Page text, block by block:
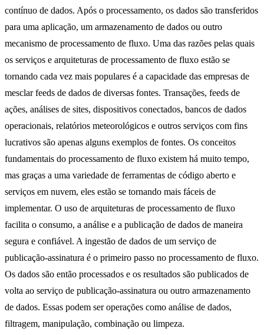
contínuo de dados. Após o processamento, os dados são transferidos
para uma aplicação, um armazenamento de dados ou outro
mecanismo de processamento de fluxo. Uma das razões pelas quais
os serviços e arquiteturas de processamento de fluxo estão se
tornando cada vez mais populares é a capacidade das empresas de
mesclar feeds de dados de diversas fontes. Transações, feeds de
ações, análises de sites, dispositivos conectados, bancos de dados
operacionais, relatórios meteorológicos e outros serviços com fins
lucrativos são apenas alguns exemplos de fontes. Os conceitos
fundamentais do processamento de fluxo existem há muito tempo,
mas graças a uma variedade de ferramentas de código aberto e
serviços em nuvem, eles estão se tornando mais fáceis de
implementar. O uso de arquiteturas de processamento de fluxo
facilita o consumo, a análise e a publicação de dados de maneira
segura e confiável. A ingestão de dados de um serviço de
publicação-assinatura é o primeiro passo no processamento de fluxo.
Os dados são então processados e os resultados são publicados de
volta ao serviço de publicação-assinatura ou outro armazenamento
de dados. Essas podem ser operações como análise de dados,
filtragem, manipulação, combinação ou limpeza.